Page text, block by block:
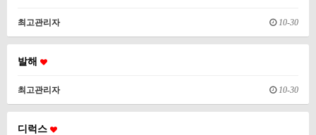
최고관리자 10-30
발해
최고관리자 10-30
디럭스